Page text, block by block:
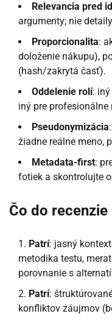
Relevancia pred
argumenty; nie
Proporcionalita:
doloženie nákupu),
(hash/zakrytá časť).
Oddelenie rolí:
iný pre profesionálne
Pseudonymizácia
žiadne reálne meno,
Metadata-first:
fotiek a skontrolujte
Čo do
Patrí: jasný
metodika testu,
porovnanie s
Patrí:
konfliktov záujmov